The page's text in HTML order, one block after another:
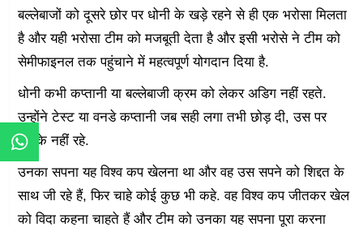
बल्लेबाजों को दूसरे छोर पर धोनी के खड़े रहने से ही एक भरोसा मिलता
है और यही भरोसा टीम को मजबूती देता है और इसी भरोसे ने टीम को
सेमीफाइनल तक पहुंचाने में महत्वपूर्ण योगदान दिया है.
धोनी कभी कप्तानी या बल्लेबाजी क्रम को लेकर अडिग नहीं रहते.
उन्होंने टेस्ट या वनडे कप्तानी जब सही लगा तभी छोड़ दी, उस पर
चिपके नहीं रहे.
उनका सपना यह विश्व कप खेलना था और वह उस सपने को शिद्दत के
साथ जी रहे हैं, फिर चाहे कोई कुछ भी कहे. वह विश्व कप जीतकर खेल
को विदा कहना चाहते हैं और टीम को उनका यह सपना पूरा करना